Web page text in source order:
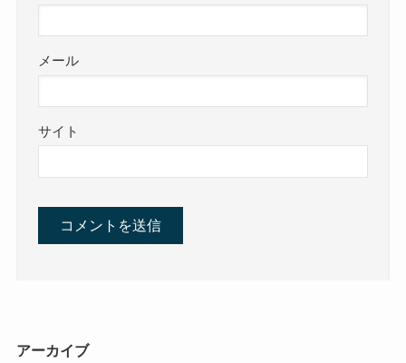
メール
サイト
アーカイブ